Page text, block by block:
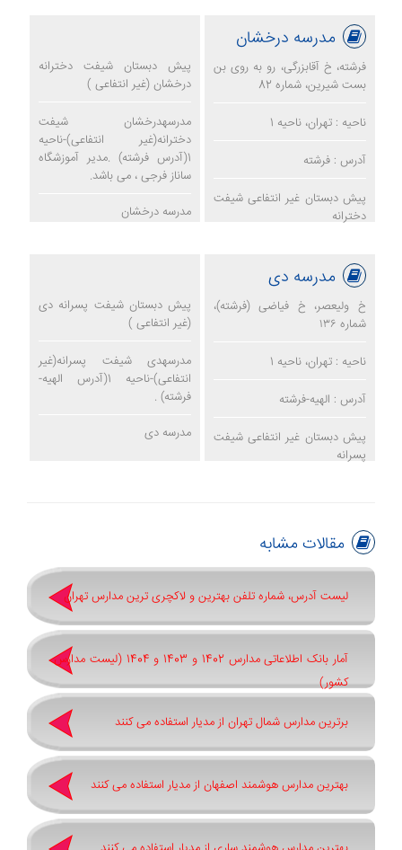
مدرسه درخشان
فرشته، خ آقابزرگی، رو به روی بن
بست شیرین، شماره 82
ناحیه : تهران، ناحیه 1
آدرس : فرشته
پیش دبستان غیر انتفاعی شیفت
دخترانه
پیش دبستان شیفت دخترانه
درخشان (غیر انتفاعی )
مدرسهدرخشان شیفت
دخترانه(غیر انتفاعی)-ناحیه
1(آدرس فرشته) .مدیر آموزشگاه
ساناز فرجی ، می باشد.
مدرسه درخشان
مدرسه دی
خ ولیعصر، خ فیاضی (فرشته)،
شماره ١٣٦
ناحیه : تهران، ناحیه 1
آدرس : الهیه-فرشته
پیش دبستان غیر انتفاعی شیفت
پسرانه
پیش دبستان شیفت پسرانه دی
(غیر انتفاعی )
مدرسهدی شیفت پسرانه(غیر
انتفاعی)-ناحیه 1(آدرس الهیه-
فرشته) .
مدرسه دی
مقالات مشابه
لیست آدرس، شماره تلفن بهترین و لاکچری ترین مدارس تهران
آمار بانک اطلاعاتی مدارس 1402 و 1403 و 1404 (لیست مدارس
کشور)
برترین مدارس شمال تهران از مدیار استفاده می کنند
بهترین مدارس هوشمند اصفهان از مدیار استفاده می کنند